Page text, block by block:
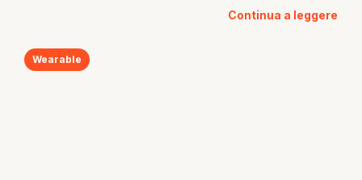
Continua a leggere
Wearable